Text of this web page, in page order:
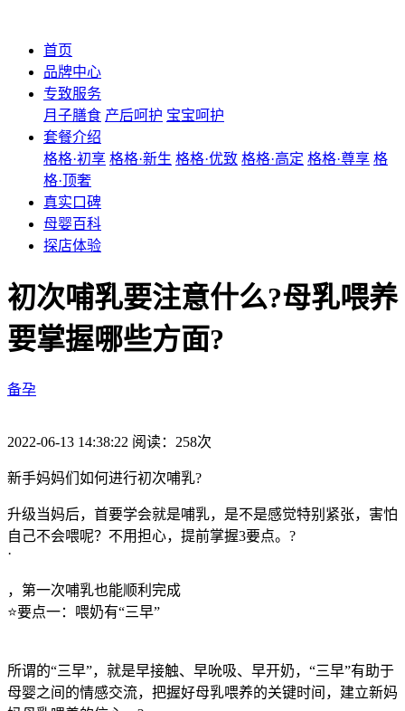
首页
品牌中心
专致服务
月子膳食 产后呵护 宝宝呵护
套餐介绍
格格·初享 格格·新生 格格·优致 格格·高定 格格·尊享 格
格·顶奢
真实口碑
母婴百科
探店体验
初次哺乳要注意什么?母乳喂养
要掌握哪些方面?
备孕
2022-06-13 14:38:22 阅读：258次
新手妈妈们如何进行初次哺乳?
升级当妈后，首要学会就是哺乳，是不是感觉特别紧张，害怕
自己不会喂呢？不用担心，提前掌握3要点。?
·
，第一次哺乳也能顺利完成
⭐️要点一：喂奶有“三早”
所谓的“三早”，就是早接触、早吮吸、早开奶，“三早”有助于
母婴之间的情感交流，把握好母乳喂养的关键时间，建立新妈